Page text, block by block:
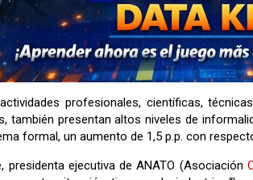
profesionales, científicas,
también presentan altos niveles de
formal, un aumento de 1,5 p.p. con
presidenta ejecutiva de ANATO (Asociación